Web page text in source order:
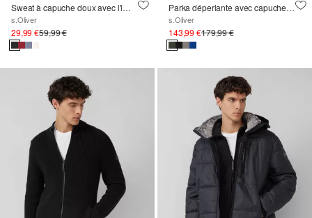
Sweat à capuche doux avec l'imprimé Ford® ; Discovery Channel®.
s.Oliver
29,99 €59,99 €
Parka déperlante avec capuche et détails sportifs
s.Oliver
143,99 €179,99 €